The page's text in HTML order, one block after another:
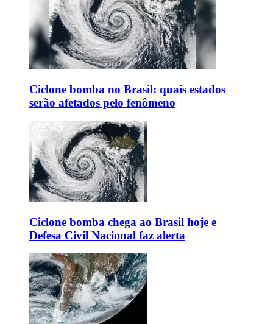
Ciclone bomba no Brasil: quais estados
serão afetados pelo fenômeno
Ciclone bomba chega ao Brasil hoje e
Defesa Civil Nacional faz alerta